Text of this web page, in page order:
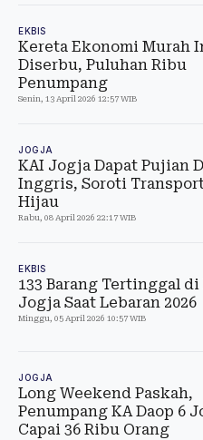
EKBIS
Kereta Ekonomi Murah
Diserbu, Puluhan Ribu
Penumpang
Senin, 13 April 2026 12:57 WIB
JOGJA
KAI Jogja Dapat Pujian
Inggris, Soroti
Hijau
Rabu, 08 April 2026 22:17 WIB
EKBIS
133 Barang Tertinggal di
Jogja Saat Lebaran 2026
Minggu, 05 April 2026 10:57 WIB
JOGJA
Long Weekend Paskah,
Penumpang KA Daop 6
Capai 36 Ribu Orang